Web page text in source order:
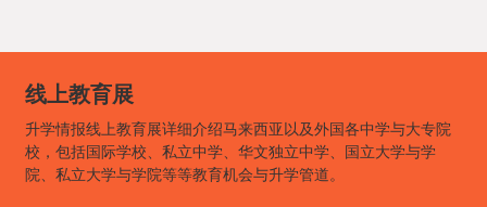
线上教育展
升学情报线上教育展详细介绍马来西亚以及外国各中学与大专院
校，包括国际学校、私立中学、华文独立中学、国立大学与学
院、私立大学与学院等等教育机会与升学管道。